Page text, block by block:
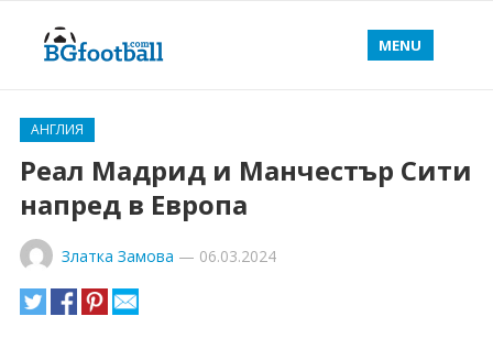
MENU
АНГЛИЯ
Реал Мадрид и Манчестър Сити
напред в Европа
Златка Замова — 06.03.2024